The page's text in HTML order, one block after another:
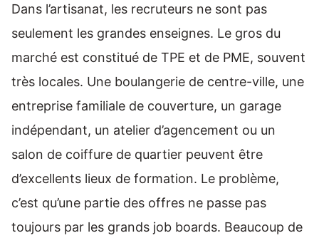
Dans l’artisanat, les recruteurs ne sont pas
seulement les grandes enseignes. Le gros du
marché est constitué de TPE et de PME, souvent
très locales. Une boulangerie de centre-ville, une
entreprise familiale de couverture, un garage
indépendant, un atelier d’agencement ou un
salon de coiffure de quartier peuvent être
d’excellents lieux de formation. Le problème,
c’est qu’une partie des offres ne passe pas
toujours par les grands job boards. Beaucoup de